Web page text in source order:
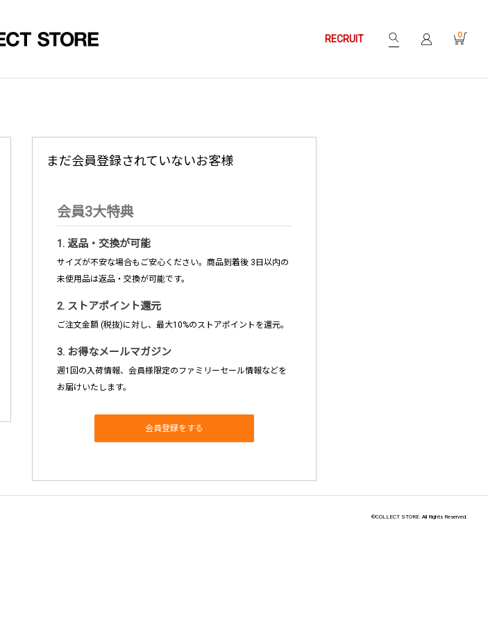
RECRUIT 0
まだ会員登録されていないお客様
会員3大特典
1. 返品・交換が可能
サイズが不安な場合もご安心ください。商品到着後 3日以内の
未使用品は返品・交換が可能です。
2. ストアポイント還元
ご注文金額 (税抜)に対し、最大10%のストアポイントを還元。
3. お得なメールマガジン
週1回の入荷情報、会員様限定のファミリーセール情報などを
お届けいたします。
会員登録をする
©COLLECT STORE. All Rights Reserved.